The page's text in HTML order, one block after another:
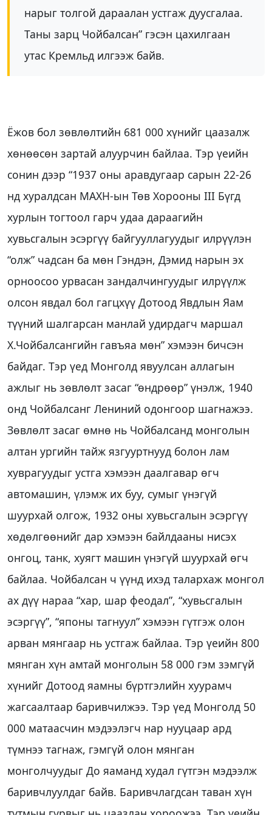
нарыг толгой дараалан устгаж дуусгалаа.
Таны зарц Чойбалсан” гэсэн цахилгаан
утас Кремльд илгээж байв.
Ёжов бол зөвлөлтийн 681 000 хүнийг цаазалж
хөнөөсөн зартай алуурчин байлаа. Тэр үеийн
сонин дээр “1937 оны аравдугаар сарын 22-26
нд хуралдсан МАХН-ын Төв Хорооны III Бүгд
хурлын тогтоол гарч удаа дараагийн
хувьсгалын эсэргүү байгууллагуудыг илрүүлэн
“олж” чадсан ба мөн Гэндэн, Дэмид нарын эх
орноосоо урвасан зандалчингуудыг илрүүлж
олсон явдал бол гагцхүү Дотоод Явдлын Яам
түүний шалгарсан манлай удирдагч маршал
Х.Чойбалсангийн гавъяа мөн” хэмээн бичсэн
байдаг. Тэр үед Монголд явуулсан аллагын
ажлыг нь зөвлөлт засаг “өндрөөр” үнэлж, 1940
онд Чойбалсанг Лениний одонгоор шагнажээ.
Зөвлөлт засаг өмнө нь Чойбалсанд монголын
алтан ургийн тайж язгууртнууд болон лам
хуврагуудыг устга хэмээн даалгавар өгч
автомашин, үлэмж их буу, сумыг үнэгүй
шуурхай олгож, 1932 оны хувьсгалын эсэргүү
хөдөлгөөнийг дар хэмээн байлдааны нисэх
онгоц, танк, хуягт машин үнэгүй шуурхай өгч
байлаа. Чойбалсан ч үүнд ихэд талархаж монгол
ах дүү нараа “хар, шар феодал”, “хувьсгалын
эсэргүү”, “японы тагнуул” хэмээн гүтгэж олон
арван мянгаар нь устгаж байлаа. Тэр үеийн 800
мянган хүн амтай монголын 58 000 гэм зэмгүй
хүнийг Дотоод яамны бүртгэлийн хуурамч
жагсаалтаар баривчилжээ. Тэр үед Монголд 50
000 матаасчин мэдээлэгч нар нууцаар ард
түмнээ тагнаж, гэмгүй олон мянган
монголчуудыг До яаманд худал гүтгэн мэдээлж
баривчлуулдаг байв. Баривчлагдсан таван хүн